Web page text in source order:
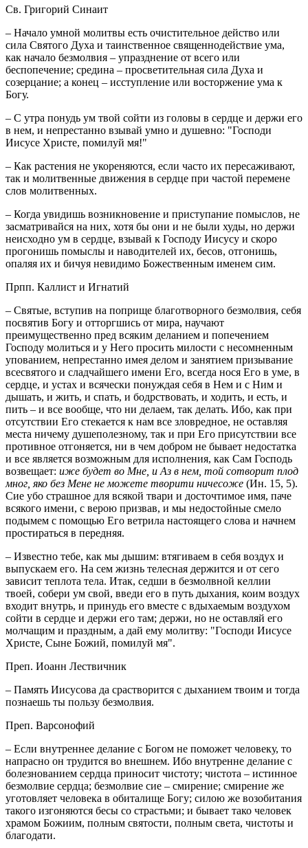
Св. Григорий Синаит
– Начало умной молитвы есть очистительное действо или
сила Святого Духа и таинственное священнодействие ума,
как начало безмолвия – упразднение от всего или
беспопечение; средина – просветительная сила Духа и
созерцание; а конец – исступление или восторжение ума к
Богу.
– С утра понудь ум твой сойти из головы в сердце и держи его
в нем, и непрестанно взывай умно и душевно: "Господи
Иисусе Христе, помилуй мя!"
– Как растения не укореняются, если часто их пересаживают,
так и молитвенные движения в сердце при частой перемене
слов молитвенных.
– Когда увидишь возникновение и приступание помыслов, не
засматривайся на них, хотя бы они и не были худы, но держи
неисходно ум в сердце, взывай к Господу Иисусу и скоро
прогонишь помыслы и наводителей их, бесов, отгонишь,
опаляя их и бичуя невидимо Божественным именем сим.
Прпп. Каллист и Игнатий
– Святые, вступив на поприще благотворного безмолвия, себя
посвятив Богу и отторгшись от мира, научают
преимущественно пред всяким деланием и попечением
Господу молиться и у Него просить милости с несомненным
упованием, непрестанно имея делом и занятием призывание
всесвятого и сладчайшего имени Его, всегда нося Его в уме, в
сердце, и устах и всячески понуждая себя в Нем и с Ним и
дышать, и жить, и спать, и бодрствовать, и ходить, и есть, и
пить – и все вообще, что ни делаем, так делать. Ибо, как при
отсутствии Его стекается к нам все зловредное, не оставляя
места ничему душеполезному, так и при Его присутствии все
противное отгоняется, ни в чем добром не бывает недостатка
и все является возможным для исполнения, как Сам Господь
возвещает: иже будет во Мне, и Аз в нем, той сотворит плод
мног, яко без Мене не можете творити ничесоже (Ин. 15, 5).
Сие убо страшное для всякой твари и досточтимое имя, паче
всякого имени, с верою призвав, и мы недостойные смело
подымем с помощью Его ветрила настоящего слова и начнем
простираться в передняя.
– Известно тебе, как мы дышим: втягиваем в себя воздух и
выпускаем его. На сем жизнь телесная держится и от сего
зависит теплота тела. Итак, седши в безмолвной келлии
твоей, собери ум свой, введи его в путь дыхания, коим воздух
входит внутрь, и принудь его вместе с вдыхаемым воздухом
сойти в сердце и держи его там; держи, но не оставляй его
молчащим и праздным, а дай ему молитву: "Господи Иисусе
Христе, Сыне Божий, помилуй мя".
Преп. Иоанн Лествичник
– Память Иисусова да срастворится с дыханием твоим и тогда
познаешь ты пользу безмолвия.
Преп. Варсонофий
– Если внутреннее делание с Богом не поможет человеку, то
напрасно он трудится во внешнем. Ибо внутренне делание с
болезнованием сердца приносит чистоту; чистота – истинное
безмолвие сердца; безмолвие сие – смирение; смирение же
уготовляет человека в обиталище Богу; силою же возобитания
такого изгоняются бесы со страстьми; и бывает тако человек
храмом Божиим, полным святости, полным света, чистоты и
благодати.